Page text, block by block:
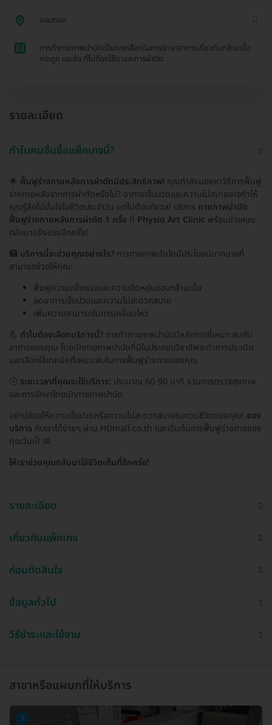
จอมทอง
1
การทำกายภาพบำบัดเป็นทางเลือกในการรักษาอาการเกี่ยวกับกล้ามเนื้อ
กระดูก และข้อ ที่ไม่ต้องใช้ยาและการผ่าตัด
รายละเอียด
ทำไมคนอื่นซื้อแพ็กเกจนี้?
🌟 ฟื้นฟูร่างกายหลังการผ่าตัดมีประสิทธิภาพ! คุณกำลังมองหาวิธีการฟื้นฟู
ร่างกายหลังจากการผ่าตัดหรือไม่? อาการเจ็บปวดและความไม่สบายอาจทำให้
คุณรู้สึกไม่มั่นใจในชีวิตประจำวัน แต่ไม่ต้องกังวล! บริการ กายภาพบำบัด
ฟื้นฟูร่างกายหลังการผ่าตัด 1 ครั้ง ที่ Physio Art Clinic พร้อมช่วยคุณ
กลับมาแข็งแรงอีกครั้ง!
🏥 บริการนี้จะช่วยคุณอย่างไร? การกายภาพบำบัดมีประโยชน์มากมายที่
สามารถช่วยให้คุณ:
ฟื้นฟูความแข็งแรงและความยืดหยุ่นของกล้ามเนื้อ
ลดอาการเจ็บปวดและความไม่สะดวกสบาย
เพิ่มความสามารถในการเคลื่อนไหว
💪 ทำไมต้องเลือกบริการนี้? การทำกายภาพบำบัดมีหลักการที่เหมาะสมกับ
อาการของคุณ โดยนักกายภาพบำบัดที่มีใบประกอบวิชาชีพจะทำการประเมิน
และเลือกใช้เทคนิคที่เหมาะสมในการฟื้นฟูร่างกายของคุณ
🕒 ระยะเวลาที่คุณจะใช้บริการ: ประมาณ 60-90 นาที รวมการตรวจสุขภาพ
และการรักษาโดยนักกายภาพบำบัด
อย่าปล่อยให้ความเจ็บปวดหรือความไม่สะดวกสบายรบกวนชีวิตของคุณ! จอง
บริการ กับเราได้ง่ายๆ ผ่าน HDmall.co.th และเริ่มต้นการฟื้นฟูร่างกายของ
คุณวันนี้! 📅
ให้เราช่วยคุณกลับมาใช้ชีวิตเต็มที่อีกครั้ง!
รายละเอียด
เกี่ยวกับแพ็กเกจ
ก่อนตัดสินใจ
ข้อมูลทั่วไป
วิธีชำระและใช้งาน
สาขาหรือแผนกที่ให้บริการ
1